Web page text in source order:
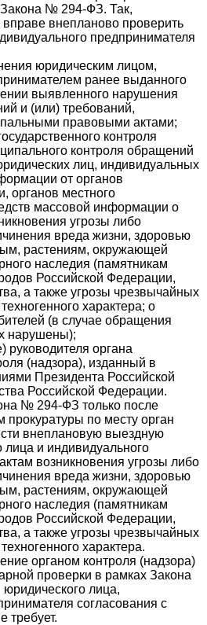
Закона № 294-ФЗ. Так,
внепланово проверить
предпринимателя
юридическим лицом,
ранее выданного
выявленного нарушения
и (или) требований,
правовыми актами;
контроля
контроля обращений
лиц, индивидуальных
от органов
органов местного
массовой информации о
угрозы либо
вреда жизни, здоровью
растениям, окружающей
наследия (памятникам
Российской Федерации,
а также угрозы чрезвычайных
характера; о
(в случае обращения
нарушены);
руководителя органа
(надзора), изданный в
Президента Российской
Российской Федерации.
№ 294-ФЗ только после
прокуратуры по месту орган
внеплановую выездную
лица и индивидуального
возникновения угрозы либо
вреда жизни, здоровью
растениям, окружающей
наследия (памятникам
Российской Федерации,
а также угрозы чрезвычайных
характера.
органом контроля (надзора)
проверки в рамках Закона
лица,
согласования с
требует.